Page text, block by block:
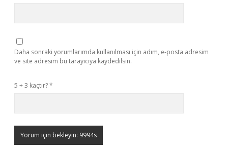
Daha sonraki yorumlarımda kullanılması için adım, e-posta adresim
ve site adresim bu tarayıcıya kaydedilsin.
5 + 3 kaçtır?*